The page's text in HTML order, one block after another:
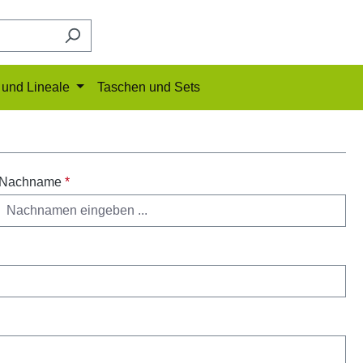
Lineale Taschen und Sets
Nachname*